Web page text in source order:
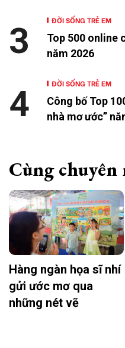
ĐỜI SỐNG TRẺ EM
Top 500 online
năm 2026
3
ĐỜI SỐNG TRẺ EM
Công bố Top
nhà mơ ước”
4
Cùng chuyên
Hàng ngàn họa sĩ nhí
gửi ước mơ qua
những nét vẽ